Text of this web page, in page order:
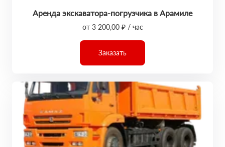
Аренда экскаватора-погрузчика в Арамиле
от 3 200,00 ₽ / час
Заказать